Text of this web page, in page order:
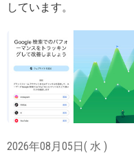
しています。
2026年08月05日( 水 )